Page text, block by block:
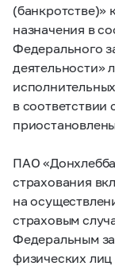
(банкротстве)»
назначения в
Федерального
деятельности»
в
ПАО
страхования
на
страховым
Федеральным
физических